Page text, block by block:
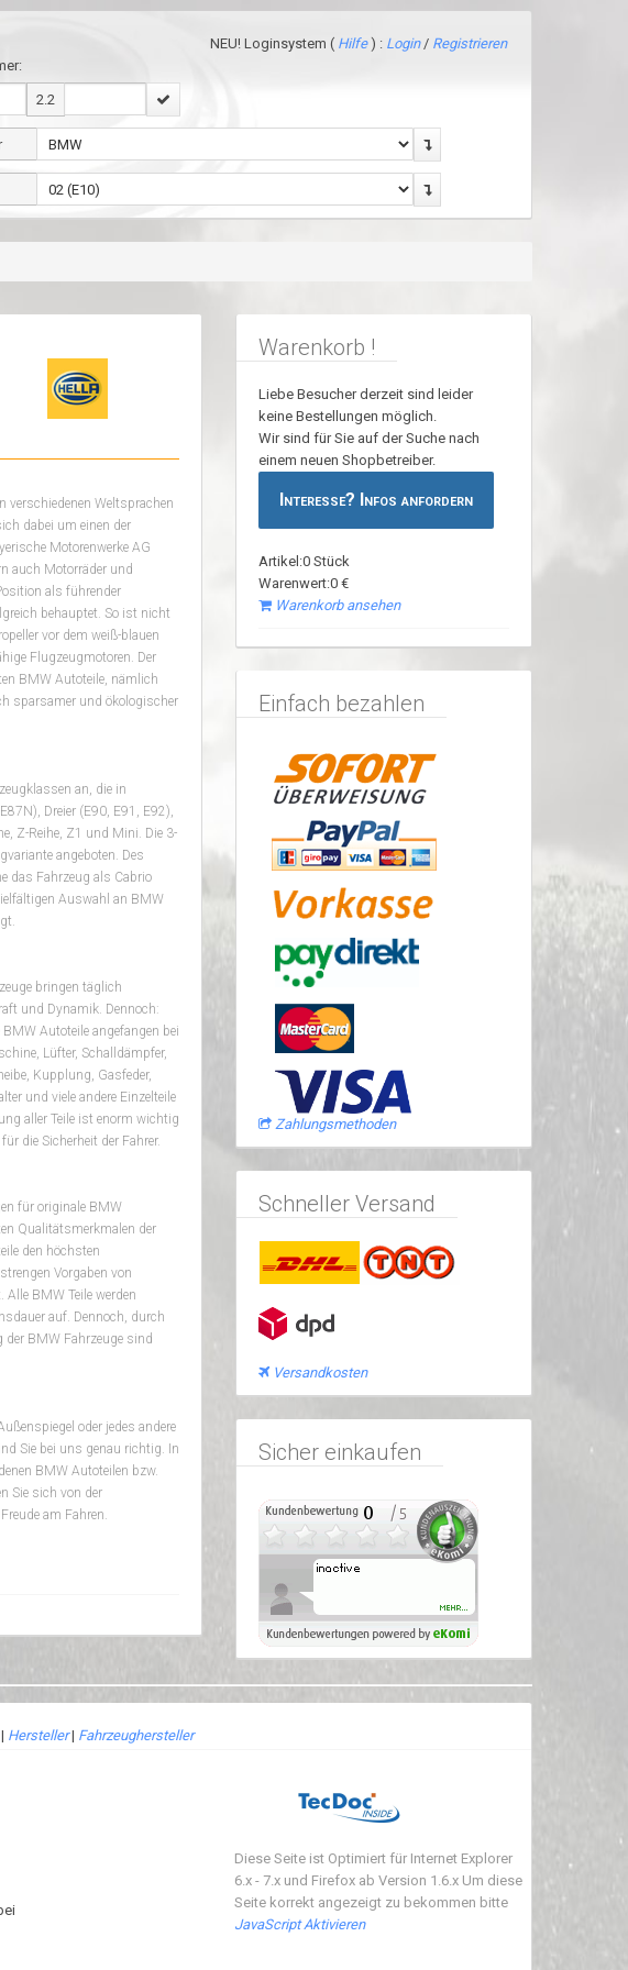
NEU! Loginsystem ( Hilfe) : Login/ Registrieren
2.2
verschiedenen Weltsprachen
dabei um einen der
Motorenwerke AG
auch Motorräder und
als führender
behauptet. So ist nicht
vor dem weiß-blauen
Flugzeugmotoren. Der
BMW Autoteile, nämlich
sparsamer und ökologischer
an, die in
Dreier (E90, E91, E92),
Z-Reihe, Z1 und Mini. Die 3-
angeboten. Des
das Fahrzeug als Cabrio
Auswahl an BMW
bringen täglich
und Dynamik. Dennoch:
Autoteile angefangen bei
Lüfter, Schalldämpfer,
Kupplung, Gasfeder,
und viele andere Einzelteile
aller Teile ist enorm wichtig
die Sicherheit der Fahrer.
für originale BMW
Qualitätsmerkmalen der
den höchsten
Vorgaben von
BMW Teile werden
auf. Dennoch, durch
BMW Fahrzeuge sind
oder jedes andere
Sie bei uns genau richtig. In
BMW Autoteilen bzw.
Sie sich von der
am Fahren.
Warenkorb !
Liebe Besucher derzeit sind leider
keine Bestellungen möglich.
Wir sind für Sie auf der Suche nach
einem neuen Shopbetreiber.
Interesse? Infos anfordern
Artikel:0 Stück
Warenwert:0 €
Warenkorb ansehen
Einfach bezahlen
Zahlungsmethoden
Schneller Versand
Versandkosten
Sicher einkaufen
Hersteller| Fahrzeughersteller
Diese Seite ist Optimiert für Internet Explorer
6.x - 7.x und Firefox ab Version 1.6.x Um diese
Seite korrekt angezeigt zu bekommen bitte
JavaScript Aktivieren